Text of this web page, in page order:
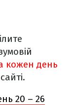
кожен день
20 – 26